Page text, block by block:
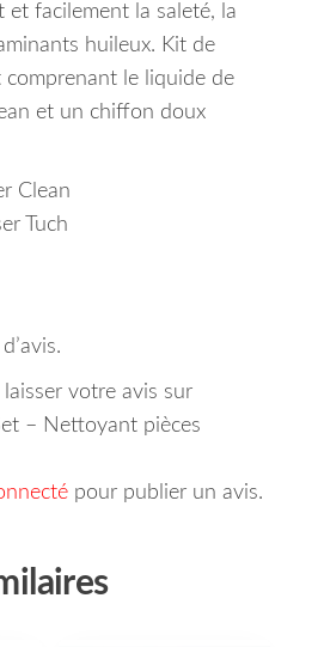
et facilement la saleté, la
huileux. Kit de
le liquide de
et un chiffon doux
Clean
Tuch
votre avis sur
– Nettoyant pièces
pour publier un avis.